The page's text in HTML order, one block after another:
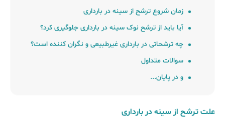
زمان شروع ترشح از سینه در بارداری
آﯾﺎ ﺑﺎﯾﺪ از ﺗﺮﺷﺢ ﻧﻮک ﺳﯿﻨﻪ در ﺑﺎرداری جلوگیری کرد؟
چه ترشحاتی در ﺑﺎرداری غیرطبیعی و نگران کننده اﺳﺖ؟
سوالات متداول
و در پایان...
علت ترشح از سینه در بارداری